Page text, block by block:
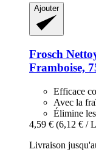
Ajouter
Frosch
Framboise,
Efficace
Avec la
Élimine
4,59 € (6,12 € /
Livraison